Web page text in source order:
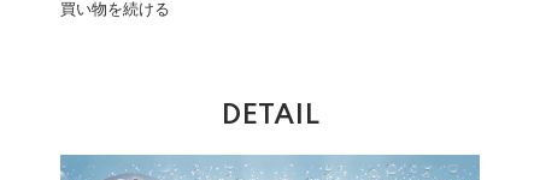
買い物を続ける
DETAIL